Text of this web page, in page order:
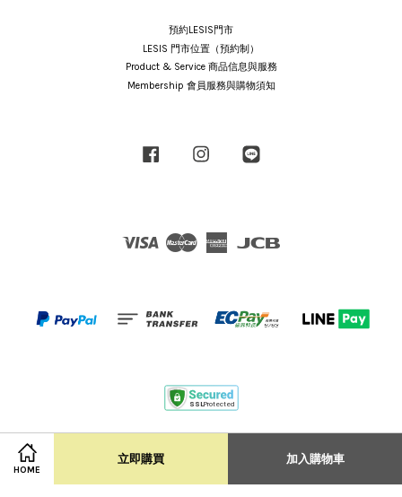
HOME
立即購買 加入購物車
預約LESIS門市
LESIS 門市位置（預約制）
Product & Service 商品信息與服務
Membership 會員服務與購物須知
Facebook Instagram
Visa
American